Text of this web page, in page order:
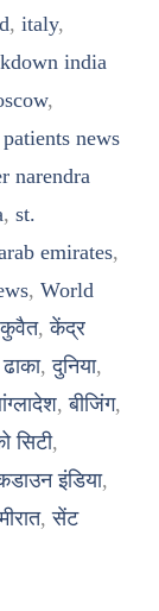
, italy,
india
,
news
narendra
, st.
emirates,
, World
कुवैत,केंद्र
ढाका,दुनिया,
,बीजिंग,
सिटी,
इंडिया,
,सेंट